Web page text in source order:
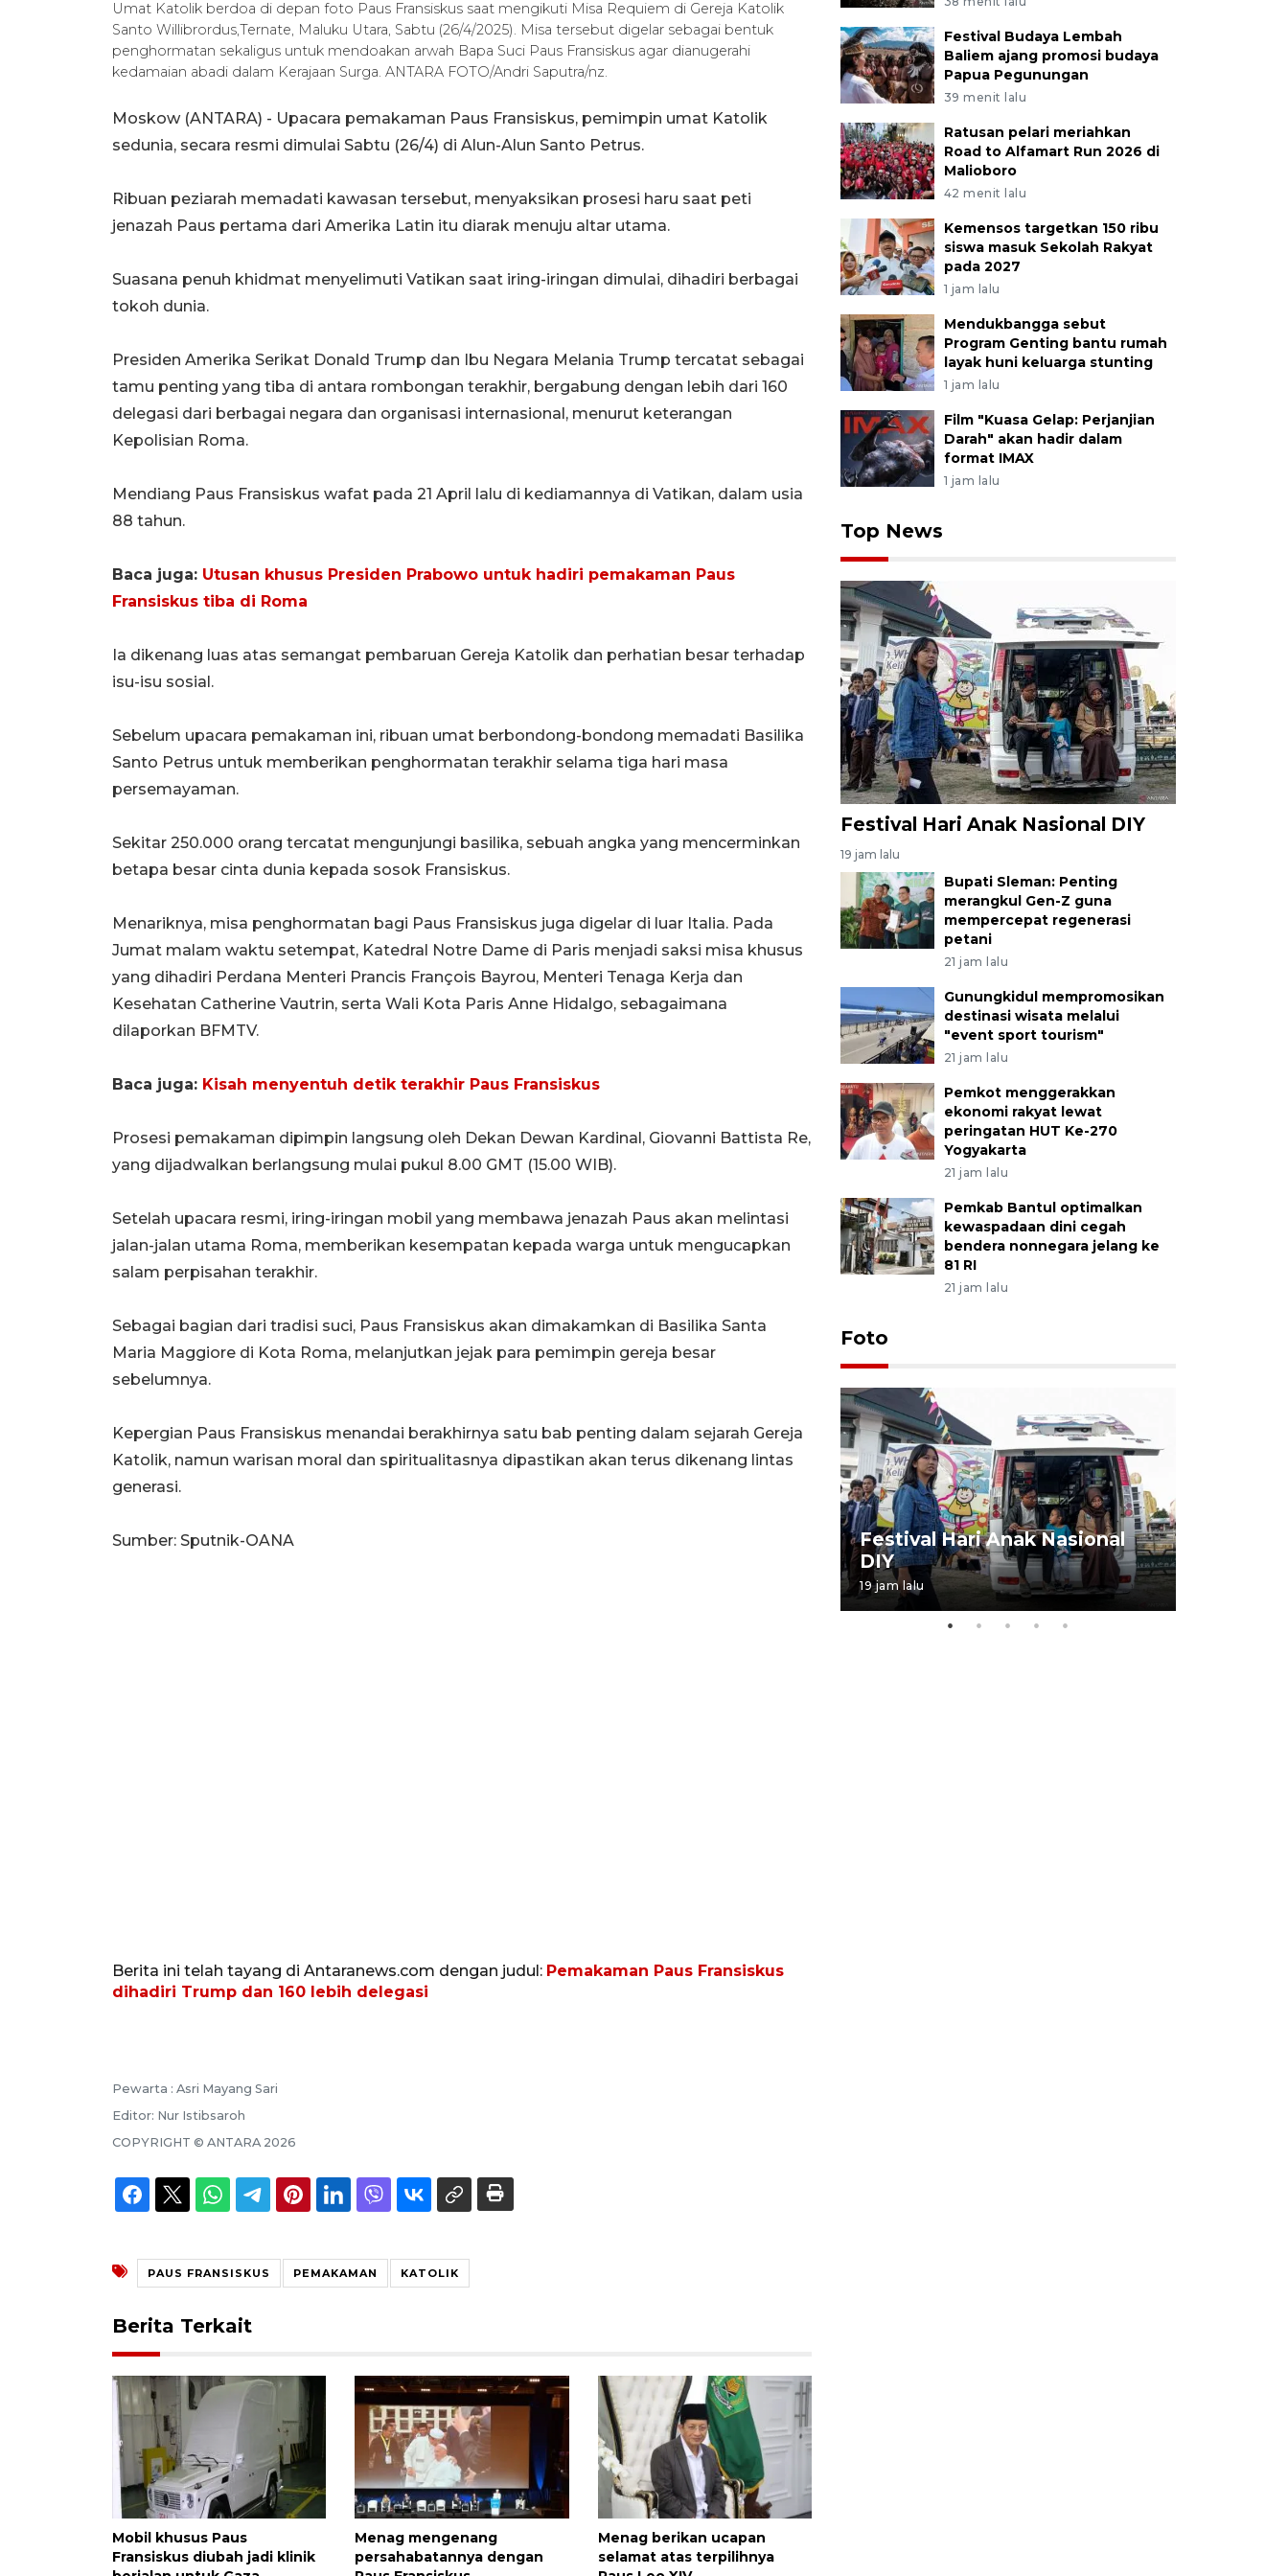
Umat Katolik berdoa di depan foto Paus Fransiskus saat mengikuti Misa Requiem di Gereja Katolik
Santo Willibrordus,Ternate, Maluku Utara, Sabtu (26/4/2025). Misa tersebut digelar sebagai bentuk
penghormatan sekaligus untuk mendoakan arwah Bapa Suci Paus Fransiskus agar dianugerahi
kedamaian abadi dalam Kerajaan Surga. ANTARA FOTO/Andri Saputra/nz.
Moskow (ANTARA) - Upacara pemakaman Paus Fransiskus, pemimpin umat Katolik
sedunia, secara resmi dimulai Sabtu (26/4) di Alun-Alun Santo Petrus.
Ribuan peziarah memadati kawasan tersebut, menyaksikan prosesi haru saat peti
jenazah Paus pertama dari Amerika Latin itu diarak menuju altar utama.
Suasana penuh khidmat menyelimuti Vatikan saat iring-iringan dimulai, dihadiri berbagai
tokoh dunia.
Presiden Amerika Serikat Donald Trump dan Ibu Negara Melania Trump tercatat sebagai
tamu penting yang tiba di antara rombongan terakhir, bergabung dengan lebih dari 160
delegasi dari berbagai negara dan organisasi internasional, menurut keterangan
Kepolisian Roma.
Mendiang Paus Fransiskus wafat pada 21 April lalu di kediamannya di Vatikan, dalam usia
88 tahun.
Baca juga: Utusan khusus Presiden Prabowo untuk hadiri pemakaman Paus
Fransiskus tiba di Roma
Ia dikenang luas atas semangat pembaruan Gereja Katolik dan perhatian besar terhadap
isu-isu sosial.
Sebelum upacara pemakaman ini, ribuan umat berbondong-bondong memadati Basilika
Santo Petrus untuk memberikan penghormatan terakhir selama tiga hari masa
persemayaman.
Sekitar 250.000 orang tercatat mengunjungi basilika, sebuah angka yang mencerminkan
betapa besar cinta dunia kepada sosok Fransiskus.
Menariknya, misa penghormatan bagi Paus Fransiskus juga digelar di luar Italia. Pada
Jumat malam waktu setempat, Katedral Notre Dame di Paris menjadi saksi misa khusus
yang dihadiri Perdana Menteri Prancis François Bayrou, Menteri Tenaga Kerja dan
Kesehatan Catherine Vautrin, serta Wali Kota Paris Anne Hidalgo, sebagaimana
dilaporkan BFMTV.
Baca juga: Kisah menyentuh detik terakhir Paus Fransiskus
Prosesi pemakaman dipimpin langsung oleh Dekan Dewan Kardinal, Giovanni Battista Re,
yang dijadwalkan berlangsung mulai pukul 8.00 GMT (15.00 WIB).
Setelah upacara resmi, iring-iringan mobil yang membawa jenazah Paus akan melintasi
jalan-jalan utama Roma, memberikan kesempatan kepada warga untuk mengucapkan
salam perpisahan terakhir.
Sebagai bagian dari tradisi suci, Paus Fransiskus akan dimakamkan di Basilika Santa
Maria Maggiore di Kota Roma, melanjutkan jejak para pemimpin gereja besar
sebelumnya.
Kepergian Paus Fransiskus menandai berakhirnya satu bab penting dalam sejarah Gereja
Katolik, namun warisan moral dan spiritualitasnya dipastikan akan terus dikenang lintas
generasi.
Sumber: Sputnik-OANA
Berita ini telah tayang di Antaranews.com dengan judul: Pemakaman Paus Fransiskus
dihadiri Trump dan 160 lebih delegasi
Pewarta : Asri Mayang Sari
Editor: Nur Istibsaroh
COPYRIGHT © ANTARA 2026
PAUS FRANSISKUS PEMAKAMAN KATOLIK
Berita Terkait
Mobil khusus Paus
Fransiskus diubah jadi klinik
Menag mengenang
persahabatannya dengan
Menag berikan ucapan
selamat atas terpilihnya
Festival Budaya Lembah
Baliem ajang promosi budaya
Papua Pegunungan
39 menit lalu
Ratusan pelari meriahkan
Road to Alfamart Run 2026 di
Malioboro
42 menit lalu
Kemensos targetkan 150 ribu
siswa masuk Sekolah Rakyat
pada 2027
1 jam lalu
Mendukbangga sebut
Program Genting bantu rumah
layak huni keluarga stunting
1 jam lalu
Film "Kuasa Gelap: Perjanjian
Darah" akan hadir dalam
format IMAX
1 jam lalu
Top News
Festival Hari Anak Nasional DIY
19 jam lalu
Bupati Sleman: Penting
merangkul Gen-Z guna
mempercepat regenerasi
petani
21 jam lalu
Gunungkidul mempromosikan
destinasi wisata melalui
"event sport tourism"
21 jam lalu
Pemkot menggerakkan
ekonomi rakyat lewat
peringatan HUT Ke-270
Yogyakarta
21 jam lalu
Pemkab Bantul optimalkan
kewaspadaan dini cegah
bendera nonnegara jelang ke
81 RI
21 jam lalu
Foto
Festival Hari Anak Nasional
DIY
19 jam lalu